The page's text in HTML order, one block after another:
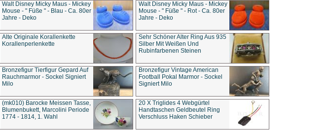
Walt Disney Micky Maus - Mickey
Mouse - " Füße " - Blau - Ca. 80er
Jahre - Deko
Walt Disney Micky Maus - Mickey
Mouse - " Füße " - Rot - Ca. 80er
Jahre - Deko
Alte Originale Korallenkette
Korallenperlenkette
Sehr Schöner Alter Ring Aus 935
Silber Mit Weißen Und
Rubinfarbenen Steinen
Bronzefigur Tierfigur Gepard Auf
Rauchmarmor - Sockel Signiert
Milo
Bronzefigur Vintage American
Football Pokal Marmor - Sockel
Signiert Milo
(mk010) Barocke Meissen Tasse,
Blumenbukett, Marcolini Periode
1774 - 1814, 1. Wahl
20 X Triglides 4 Webgürtel
Handtaschen Geldbeutel Ring
Verschluss Haken Schieber